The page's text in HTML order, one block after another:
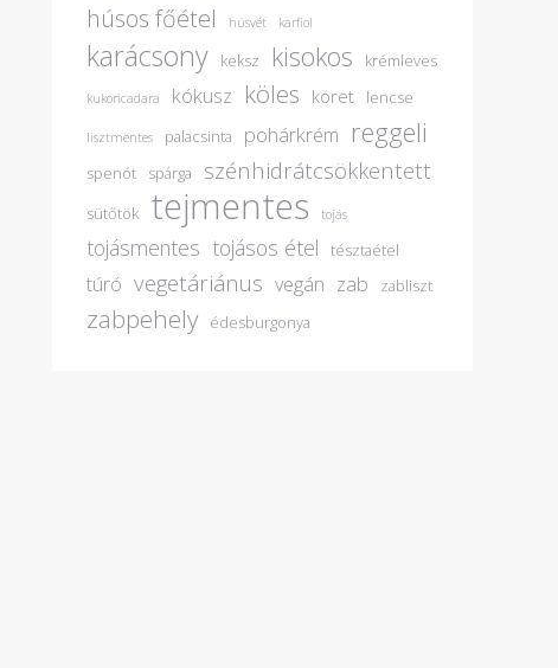
húsos főétel húsvét karfiol
karácsony keksz kisokos krémleves
kukoricadara kókusz köles köret lencse
lisztmentes palacsinta pohárkrém reggeli
spenót spárga szénhidrátcsökkentett
sütőtök tejmentes tojás
tojásmentes tojásos étel tésztaétel
túró vegetáriánus vegán zab zabliszt
zabpehely édesburgonya